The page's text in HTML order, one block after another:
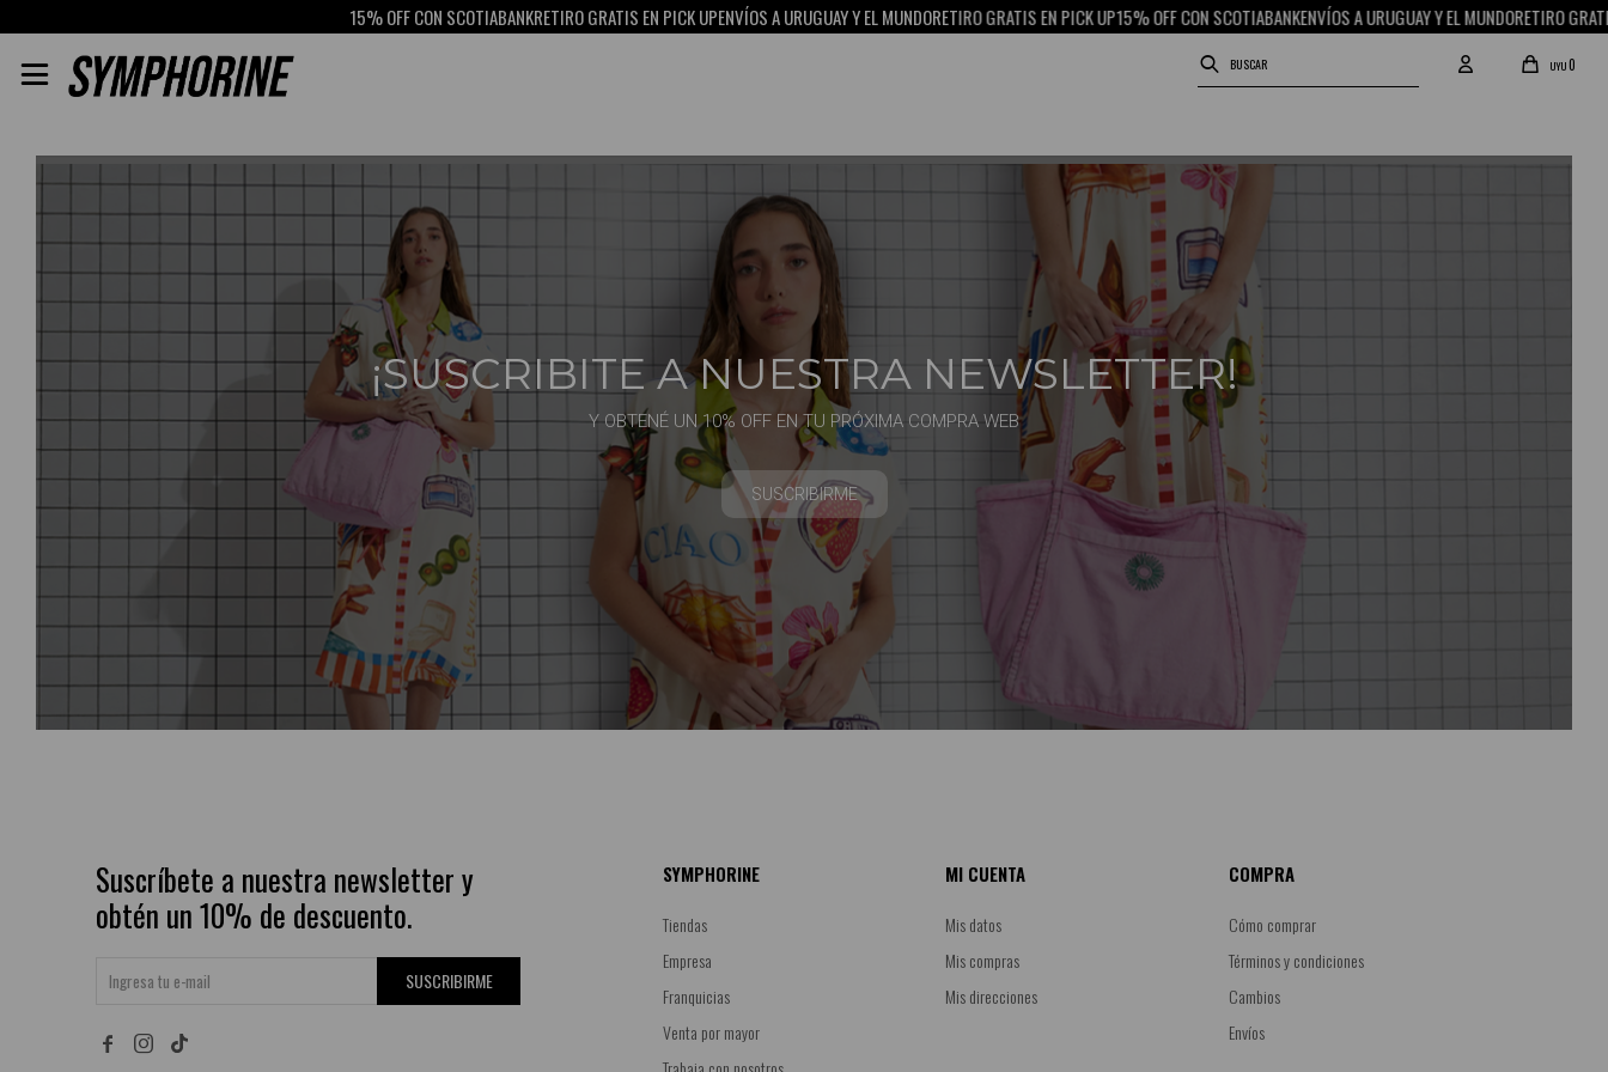
15% OFF CON SCOTIABANKRETIRO GRATIS EN PICK UPENVÍOS A URUGUAY Y EL MUNDORETIRO GRATIS EN PICK UP15% OFF CON SCOTIABANKENVÍOS A URUGUAY Y EL MUNDORETIRO GRATIS
UYU0

Suscríbete a nuestra newsletter y
obtén un 10% de descuento.
SUSCRIBIRME
 
SYMPHORINE
Tiendas
Empresa
Franquicias
Venta por mayor
MI CUENTA
Mis datos
Mis compras
Mis direcciones
COMPRA
Cómo comprar
Términos y condiciones
Cambios
Envíos